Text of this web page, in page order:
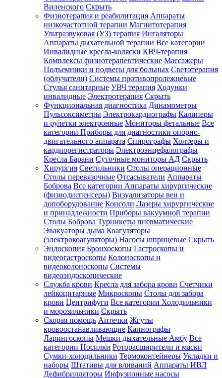
Виленского Скрыть
Физиотерапия и реабилитация Аппараты
низкочастотной терапии Магнитотерапия
Ультразвуковая (УЗ) терапия Ингаляторы
Аппараты дыхательной терапии Все категории
Инвалидные кресла-коляски КВЧ-терапия
Комплексы физиотерапевтические Массажеры
Подъемники и подвесы для больных Светотерапия
(облучатели) Системы противопролежневые
Стулья санитарные УВЧ терапия Ходунки
инвалидные Электротерапия Скрыть
Функциональная диагностика Динамометры
Пульсоксиметры Электрокардиографы Калиперы
и рулетки электронные Мониторы фетальные Все
категории Приборы для диагностики опорно-
двигательного аппарата Спирографы Холтеры и
кардиорегистраторы Электроэнцефалографы
Кресла Барани Суточные мониторы АД Скрыть
Хирургия Светильники Столы операционные
Столы перевязочные Отсасыватели Аппараты
Боброва Все категории Аппараты хирургические
(физиодиспенсеры) Визуализаторы вен и
допоборудование Консоли Лазеры хирургические
и принадлежности Приборы вакуумной терапии
Столы Боброва Турникеты пневматические
Эвакуаторы дыма Коагуляторы
(электрокоагуляторы) Насосы шприцевые Скрыть
Эндоскопия Бронхоскопы Гастроскопы и
видеогастроскопы Колоноскопы и
видеоколоноскопы Системы
видеоэндоскопические
Служба крови Кресла для забора крови Счетчики
лейкоцитарные Микроскопы Столы для забора
крови Центрифуги Все категории Холодильники
и морозильники Скрыть
Скорая помощь Аптечки Жгуты
кровоостанавливающие Капнографы
Ларингоскопы Мешки дыхательные Амбу Все
категории Носилки Роторасширители и маски
Сумки-холодильники Термоконтейнеры Укладки и
наборы Штативы для вливаний Аппараты ИВЛ
Дефибрилляторы Инфузионные насосы